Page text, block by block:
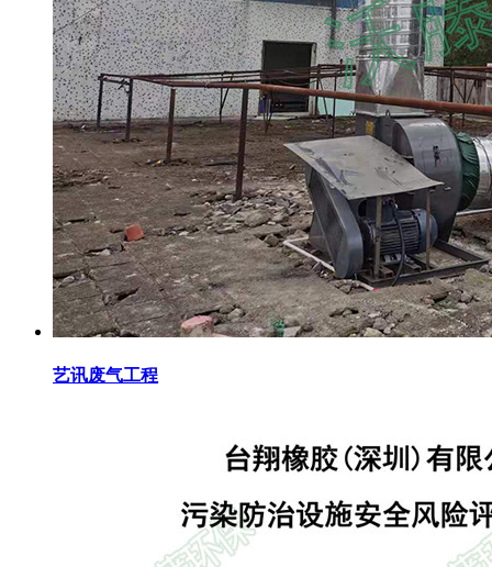
艺讯废气工程